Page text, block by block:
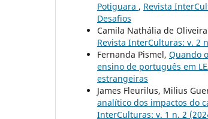
Potiguara , Revista
Desafios
Camila Nathália de
Revista InterCulturas: v. 2
Fernanda Pismel, Quando
ensino de português em
estrangeiras
James Fleurilus, Milius
analítico dos impactos do
InterCulturas: v. 1 n. 2